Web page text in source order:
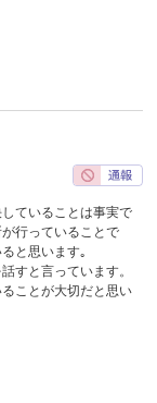
ていることは事実で
行っていることで
と思います｡
すと言っています。
ことが大切だと思い